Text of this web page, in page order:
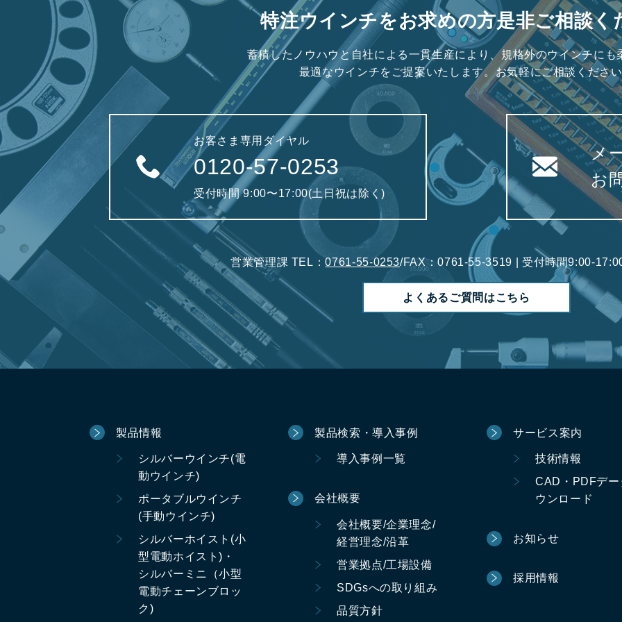
特注ウインチをお求めの方是非ご相談く
蓄積したノウハウと自社による一貫生産により、規格外のウインチにも
最適なウインチをご提案いたします。お気軽にご相談くださ
お客さま専用ダイヤル
0120-57-0253
受付時間 9:00〜17:00(土日祝は除く)
メ
お
営業管理課 TEL：0761-55-0253/FAX：0761-55-3519 | 受付時間9:00-
よくあるご質問はこちら
製品情報
シルバーウインチ(電
動ウインチ)
ポータブルウインチ
(手動ウインチ)
シルバーホイスト(小
型電動ホイスト)・
シルバーミニ（小型
電動チェーンブロッ
ク)
製品検索・導入事例
導入事例一覧
会社概要
会社概要/企業理念/
経営理念/沿革
営業拠点/工場設備
SDGsへの取り組み
品質方針
サービス案内
技術情報
CAD・PDFデー
ウンロード
お知らせ
採用情報